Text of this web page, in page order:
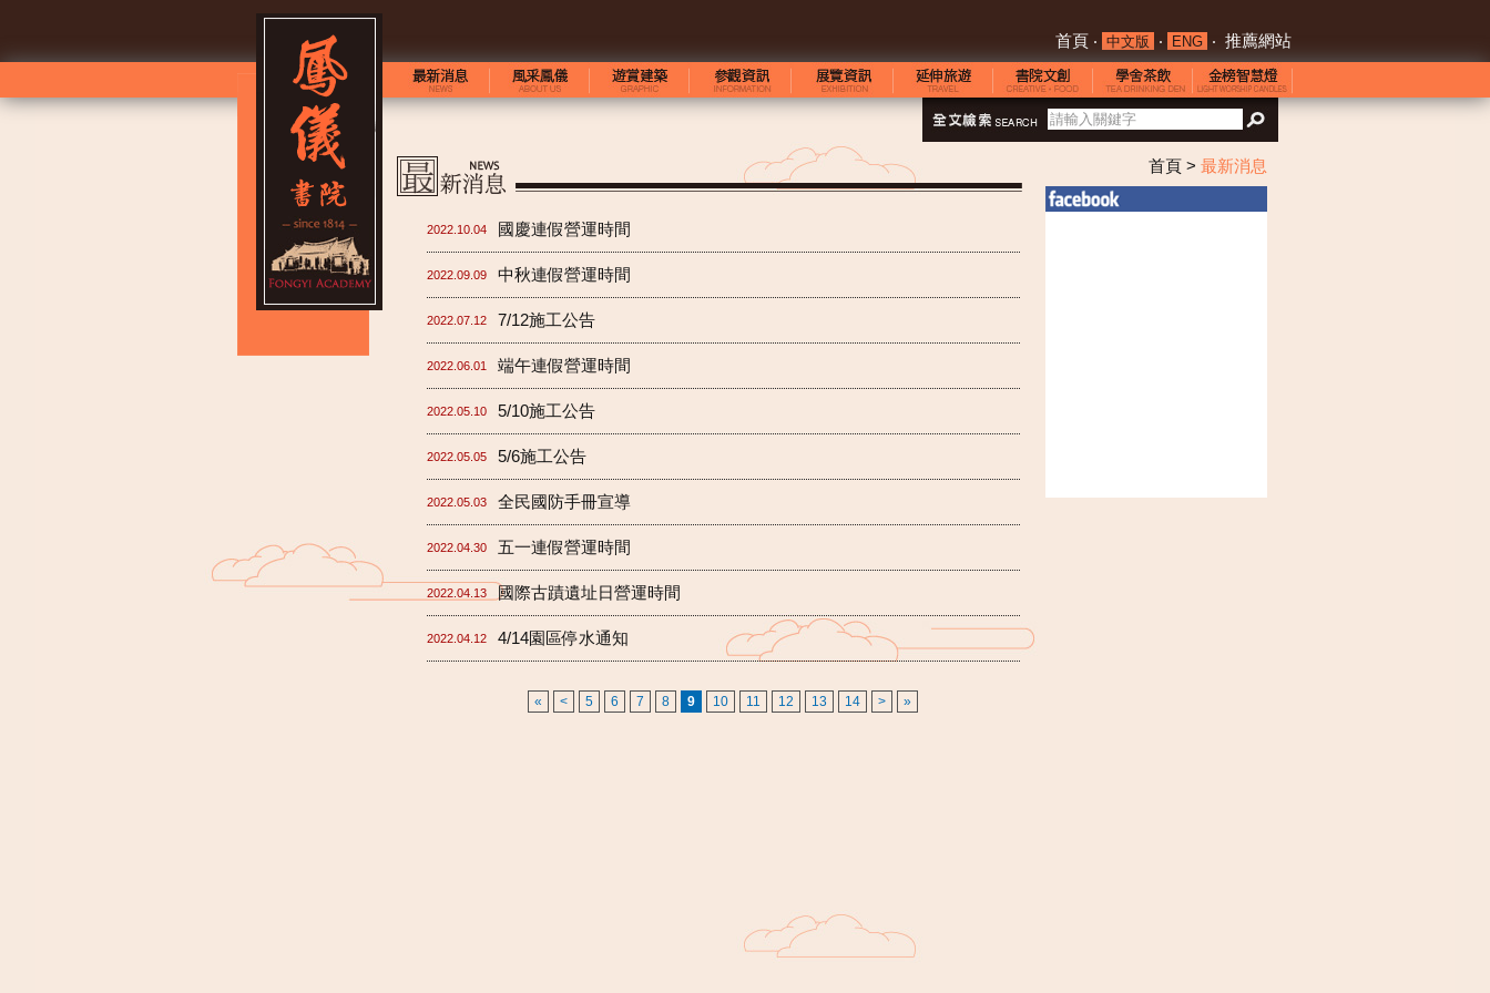
首頁‧ 中文版 ‧ ENG ‧ 推薦網站
2022.10.04 國慶連假營運時間
2022.09.09 中秋連假營運時間
2022.07.12 7/12施工公告
2022.06.01 端午連假營運時間
2022.05.10 5/10施工公告
2022.05.05 5/6施工公告
2022.05.03 全民國防手冊宣導
2022.04.30 五一連假營運時間
2022.04.13 國際古蹟遺址日營運時間
2022.04.12 4/14園區停水通知
« < 5 6 7 8 9 10 11 12 13 14 > »
首頁> 最新消息